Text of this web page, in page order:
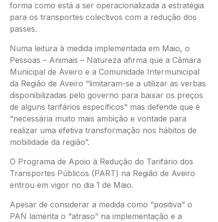
forma como está a ser operacionalizada a estratégia
para os transportes colectivos com a redução dos
passes.
Numa leitura à medida implementada em Maio, o
Pessoas – Animais – Natureza afirma que a Câmara
Municipal de Aveiro e a Comunidade Intermunicipal
da Região de Aveiro “limitaram-se a utilizar as verbas
disponibilizadas pelo governo para baixar os preços
de alguns tarifários específicos” mas defende que é
“necessária muito mais ambição e vontade para
realizar uma efetiva transformação nos hábitos de
mobilidade da região”.
O Programa de Apoio à Redução do Tarifário dos
Transportes Públicos (PART) na Região de Aveiro
entrou em vigor no dia 1 de Maio.
Apesar de considerar a medida como “positiva” o
PAN lamenta o “atraso” na implementação e a